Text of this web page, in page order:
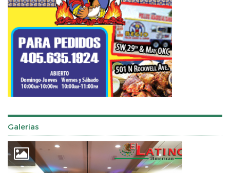
Galerias